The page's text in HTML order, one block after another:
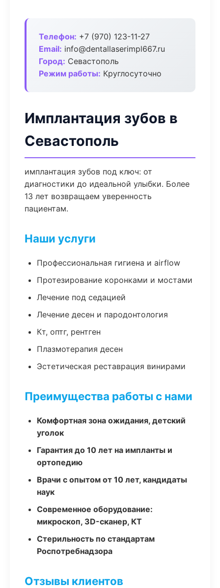
Телефон: +7 (970) 123-11-27
Email: info@dentallaserimpl667.ru
Город: Севастополь
Режим работы: Круглосуточно
Имплантация зубов в
Севастополь
имплантация зубов под ключ: от
диагностики до идеальной улыбки. Более
13 лет возвращаем уверенность
пациентам.
Наши услуги
Профессиональная гигиена и airflow
Протезирование коронками и мостами
Лечение под седацией
Лечение десен и пародонтология
Кт, оптг, рентген
Плазмотерапия десен
Эстетическая реставрация винирами
Преимущества работы с нами
Комфортная зона ожидания, детский
уголок
Гарантия до 10 лет на импланты и
ортопедию
Врачи с опытом от 10 лет, кандидаты
наук
Современное оборудование:
микроскоп, 3D-сканер, КТ
Стерильность по стандартам
Роспотребнадзора
Отзывы клиентов